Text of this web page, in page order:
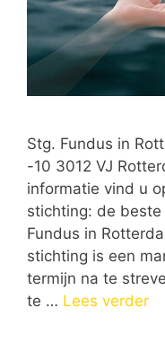
Stg. Fundus in
-10 3012 VJ
informatie vind u
stichting: de
Fundus in
stichting is een
termijn na te
te … Lees verder